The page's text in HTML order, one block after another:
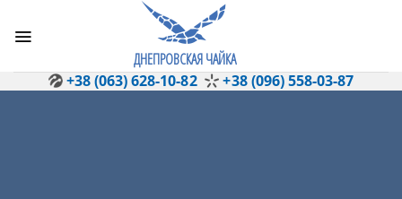
ДНЕПРОВСКАЯ ЧАЙКА
+38 (063) 628-10-82
+38 (096) 558-03-87